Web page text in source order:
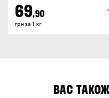
69,90
грн за 1 кг
ВАС